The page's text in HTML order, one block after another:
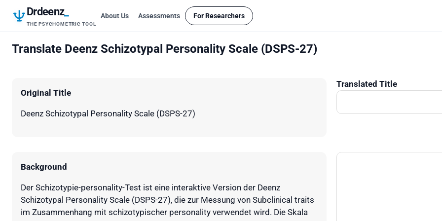
Drdeenz_
THE PSYCHOMETRIC TOOL
About Us Assessments For Researchers
Translate Deenz Schizotypal Personality Scale (DSPS-27)
Original Title
Deenz Schizotypal Personality Scale (DSPS-27)
Translated Title
Background
Der Schizotypie-personality-Test ist eine interaktive Version der Deenz
Schizotypal Personality Scale (DSPS-27), die zur Messung von Subclinical traits
im Zusammenhang mit schizotypischer personality verwendet wird. Die Skala